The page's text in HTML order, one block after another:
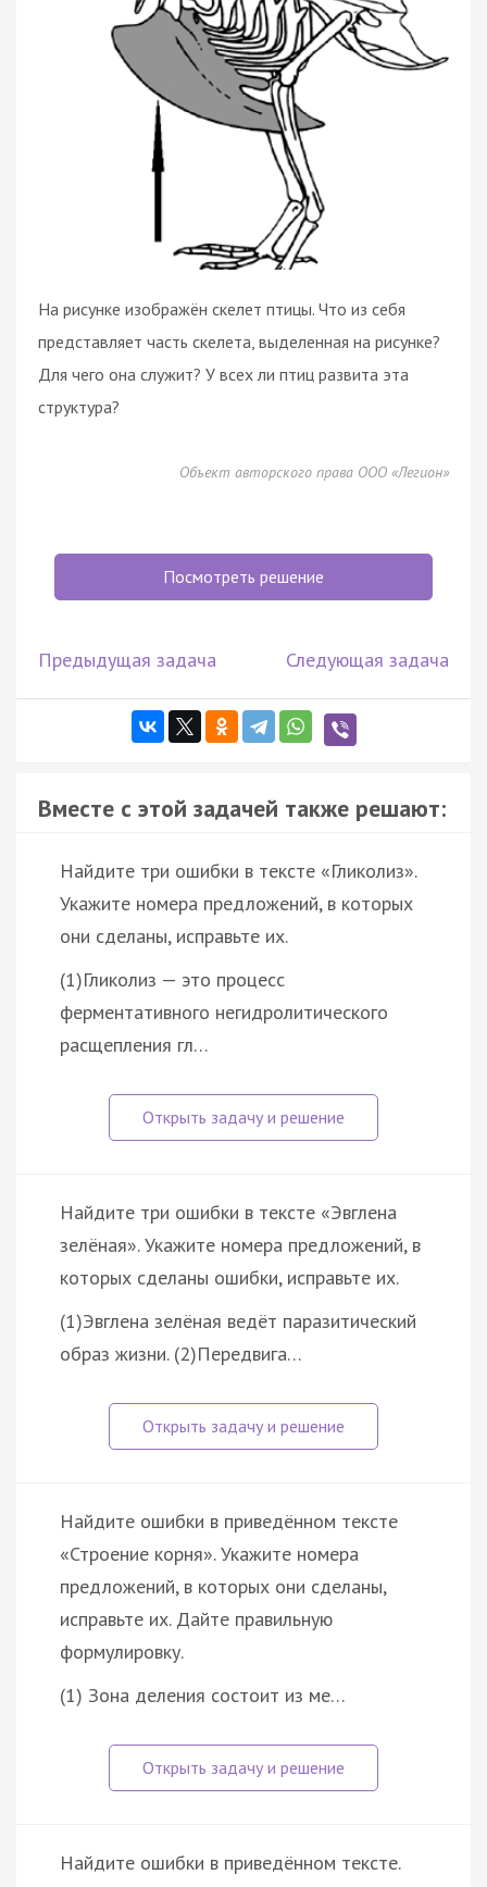
На рисунке изображён скелет птицы. Что из себя
представляет часть скелета, выделенная на рисунке?
Для чего она служит? У всех ли птиц развита эта
структура?
Объект авторского права ООО «Легион»
Посмотреть решение
Предыдущая задача Следующая задача
Вместе с этой задачей также решают:
Найдите три ошибки в тексте «Гликолиз».
Укажите номера предложений, в которых
они сделаны, исправьте их.
(1)Гликолиз — это процесс
ферментативного негидролитического
расщепления гл…
Найдите три ошибки в тексте «Эвглена
зелёная». Укажите номера предложений, в
которых сделаны ошибки, исправьте их.
(1)Эвглена зелёная ведёт паразитический
образ жизни. (2)Передвига…
Найдите ошибки в приведённом тексте
«Строение корня». Укажите номера
предложений, в которых они сделаны,
исправьте их. Дайте правильную
формулировку.
(1) Зона деления состоит из ме…
Найдите ошибки в приведённом тексте.